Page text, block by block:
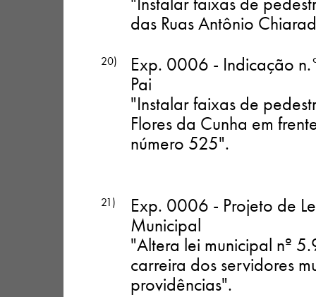
das Ruas Antônio
20)
Exp. 0006 - Indicação
Pai
"Instalar faixas de
Flores da Cunha em
número 525".
21)
Exp. 0006 - Projeto de
Municipal
"Altera lei municipal nº
carreira dos servidores
providências".